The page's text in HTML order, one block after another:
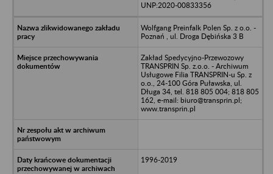
UNP:2020-00833356
Wolfgang Preinfalk Polen Sp. z o.o. -
Poznań , ul. Droga Dębińska 3 B
Zakład Spedycyjno-Przewozowy
TRANSPRIN Sp. z.o.o. - Archiwum
Usługowe Filia TRANSPRIN-u Sp. z
o.o., 24-100 Góra Puławska, ul.
Długa 34, tel. 818 805 004; 818 805
162, e-mail: biuro@transprin.pl;
www.transprin.pl
1996-2019